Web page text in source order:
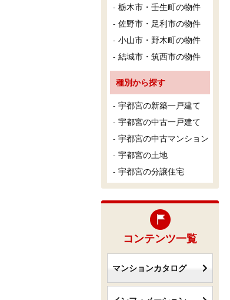
栃木市・壬生町の物件
佐野市・足利市の物件
小山市・野木町の物件
結城市・筑西市の物件
種別から探す
宇都宮の新築一戸建て
宇都宮の中古一戸建て
宇都宮の中古マンション
宇都宮の土地
宇都宮の分譲住宅
コンテンツ一覧
マンションカタログ